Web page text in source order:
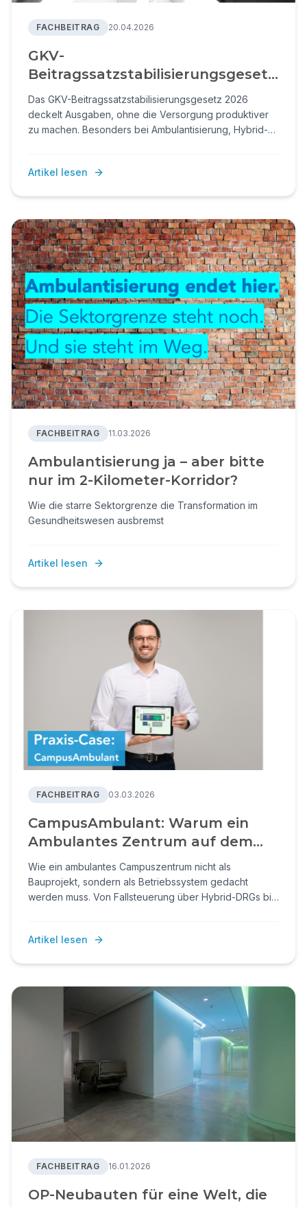
FACHBEITRAG 20.04.2026
GKV-
Beitragssatzstabilisierungsgesetz
2026: Kürzungen statt Reform
Das GKV-Beitragssatzstabilisierungsgesetz 2026
deckelt Ausgaben, ohne die Versorgung produktiver
zu machen. Besonders bei Ambulantisierung, Hybrid-
Artikel lesen
FACHBEITRAG 11.03.2026
Ambulantisierung ja – aber bitte
nur im 2-Kilometer-Korridor?
Wie die starre Sektorgrenze die Transformation im
Gesundheitswesen ausbremst
Artikel lesen
FACHBEITRAG 03.03.2026
CampusAmbulant: Warum ein
Ambulantes Zentrum auf dem
Klinikcampus kein Bauprojekt ist
– sondern ein Steuerungsprojekt
Wie ein ambulantes Campuszentrum nicht als
Bauprojekt, sondern als Betriebssystem gedacht
werden muss. Von Fallsteuerung über Hybrid-DRGs bis
Artikel lesen
FACHBEITRAG 16.01.2026
OP-Neubauten für eine Welt, die